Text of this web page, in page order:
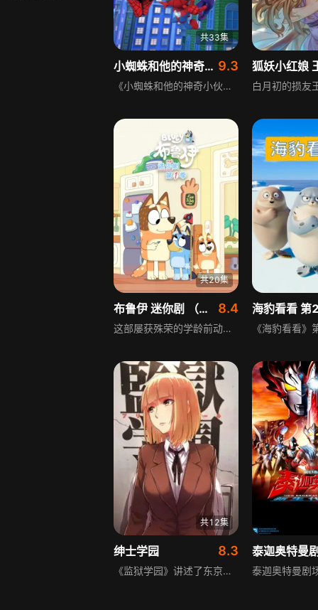
共33集
小蜘蛛和他的神奇小伙伴们:家园守护者 英文版 9.3
《小蜘蛛和他的神奇小伙伴们:家园守护者 英文版》是一部充满正能量的少儿超级英雄动画。小蜘蛛彼得和他的好伙伴迈尔斯、格温组成了蜘蛛小队，平日里他们与梅姨一起愉快相处，一旦出现意外情况，就会立刻变身成为蜘蛛侠，集体出动。他们发挥各自超强的能力和智慧，与电光人、绿魔、沙人等反派势力对抗，维持城市的正常运转，救整座城市于水火之中。
狐妖小红娘
共20集
布鲁伊 迷你剧 （普通话版） 第1季 8.4
这部屡获殊荣的学龄前动画风靡全球，深受孩子与家长喜爱，如今以全新形式回归。布鲁伊一家将在新剧集中延续幽默与智慧，用更贴近现代观众的方式展现温馨家庭生活。故事围绕充满想象力的澳大利亚牧牛犬布鲁伊和妹妹宾果展开，她们总爱设计天马行空的游戏，通过角色扮演探索成人世界。这部短小精悍又妙趣横生的迷你剧里，布鲁伊和宾果将与新老朋友一起，开启一系列欢乐的迷你冒险，包含玛芬的“开箱”视频、趣味架子鼓游戏、棕熊的森林奇遇、宾果的奇幻之旅、三只小猪睡前故事，以及梦幻小屋的幕后花絮等精彩内容。
海豹看看 第
共12集
绅士学园 8.3
《监狱学园》讲述了东京郊外私立八光学园的故事，这所原本为培养大小姐的贵族学校，从公元2011年4月开始正式改为男女合校，首批入学的男子仅有五个人。他们并非全员都帅得一塌糊涂能迷倒众生，甚至相貌属于很不起眼的类型。在身处周围1000位女生的女校范围内，这些男子能否克制住自己蓬勃的青春欲望？主人公藤野清志等人的命运究竟如何？故事围绕这群男生在女校的校园生活展开，充满了各类搞笑又充满冲突的情节。